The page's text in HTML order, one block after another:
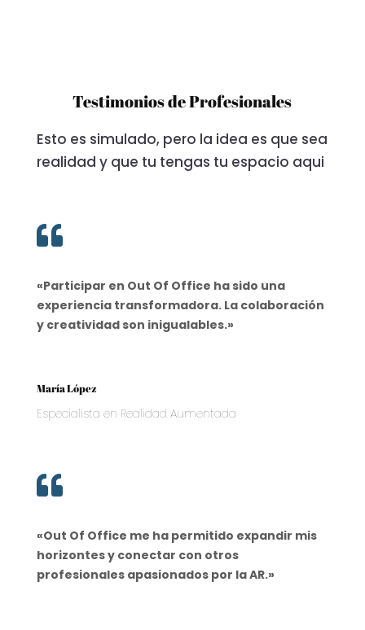
Testimonios de Profesionales
Esto es simulado, pero la idea es que sea
realidad y que tu tengas tu espacio aqui

«Participar en Out Of Office ha sido una
experiencia transformadora. La colaboración
y creatividad son inigualables.»
María López
Especialista en Realidad Aumentada

«Out Of Office me ha permitido expandir mis
horizontes y conectar con otros
profesionales apasionados por la AR.»